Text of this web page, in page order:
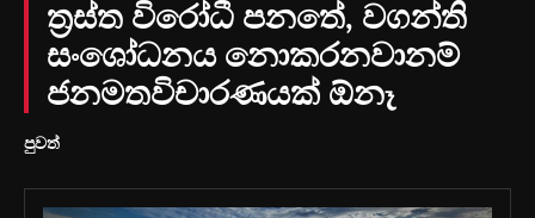
ත්‍රස්ත විරෝධී පනතේ, වගන්ති
සංශෝධනය නොකරනවානම්
ජනමතවිචාරණයක් ඕනෑ
පුවත්